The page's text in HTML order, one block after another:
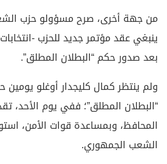
من جهة أخرى، صرح مسؤولو حزب
بعد صدور حكم “البطلان المطلق”.
ولم ينتظر كمال كليجدار أوغلو
“البطلان المطلق”؛ ففي يوم الأحد،
المحافظ، وبمساعدة قوات الأمن،
الشعب الجمهوري.